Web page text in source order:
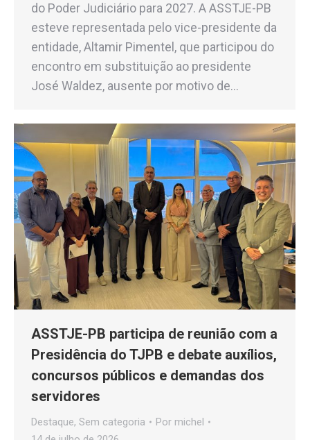
do Poder Judiciário para 2027. A ASSTJE-PB
esteve representada pelo vice-presidente da
entidade, Altamir Pimentel, que participou do
encontro em substituição ao presidente
José Waldez, ausente por motivo de…
ASSTJE-PB participa de reunião com a
Presidência do TJPB e debate auxílios,
concursos públicos e demandas dos
servidores
Destaque, Sem categoria Por michel